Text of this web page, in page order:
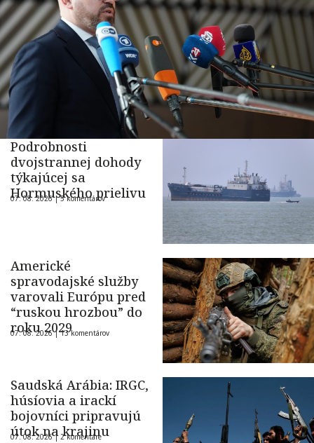
Podrobnosti
dvojstrannej dohody
týkajúcej sa
Hormuského prielivu
07. 08. 2026 |5 komentárov
Americké
spravodajské služby
varovali Európu pred
“ruskou hrozbou” do
roku 2029
07. 08. 2026 |13 komentárov
Saudská Arábia: IRGC,
húsíovia a irackí
bojovníci pripravujú
útok na krajinu
07. 08. 2026 |2 komentáre